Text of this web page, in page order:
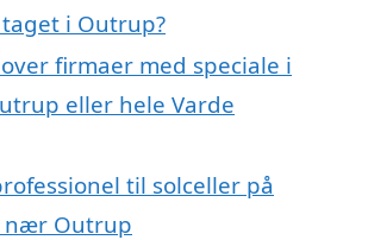
i Outrup?
firmaer med speciale i
eller hele Varde
til solceller på
nær Outrup